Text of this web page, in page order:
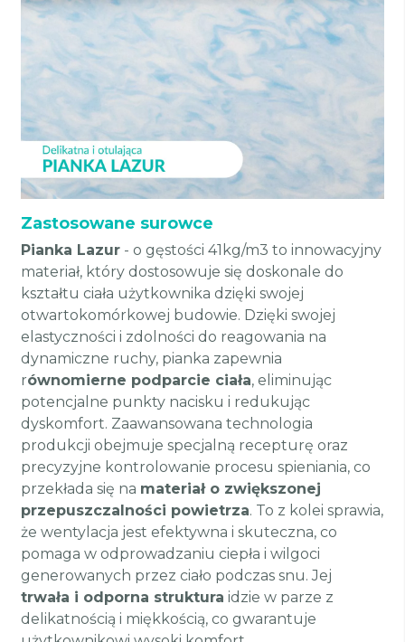
Zastosowane surowce
Pianka Lazur - o gęstości 41kg/m3 to innowacyjny
materiał, który dostosowuje się doskonale do
kształtu ciała użytkownika dzięki swojej
otwartokomórkowej budowie. Dzięki swojej
elastyczności i zdolności do reagowania na
dynamiczne ruchy, pianka zapewnia
równomierne podparcie ciała, eliminując
potencjalne punkty nacisku i redukując
dyskomfort. Zaawansowana technologia
produkcji obejmuje specjalną recepturę oraz
precyzyjne kontrolowanie procesu spieniania, co
przekłada się na materiał o zwiększonej
przepuszczalności powietrza. To z kolei sprawia,
że wentylacja jest efektywna i skuteczna, co
pomaga w odprowadzaniu ciepła i wilgoci
generowanych przez ciało podczas snu. Jej
trwała i odporna struktura idzie w parze z
delikatnością i miękkością, co gwarantuje